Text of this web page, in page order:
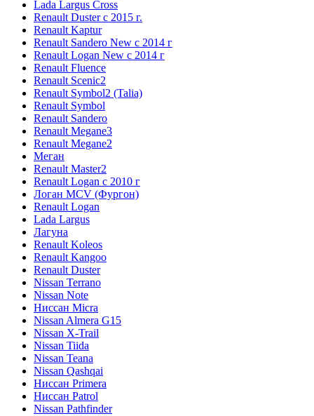
Lada Largus Cross
Renault Duster с 2015 г.
Renault Kaptur
Renault Sandero New с 2014 г
Renault Logan New с 2014 г
Renault Fluence
Renault Scenic2
Renault Symbol2 (Talia)
Renault Symbol
Renault Sandero
Renault Megane3
Renault Megane2
Меган
Renault Master2
Renault Logan c 2010 г
Логан МСV (Фургон)
Renault Logan
Lada Largus
Лагуна
Renault Koleos
Renault Kangoo
Renault Duster
Nissan Terrano
Nissan Note
Ниссан Micra
Nissan Almera G15
Nissan X-Trail
Nissan Tiida
Nissan Teana
Nissan Qashqai
Ниссан Primera
Ниссан Patrol
Nissan Pathfinder